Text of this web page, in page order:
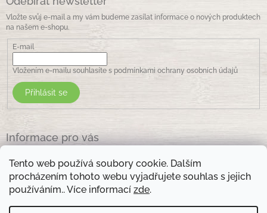
Tento web používá soubory cookie. Dalším
procházením tohoto webu vyjadřujete souhlas s jejich
používáním.. Více informací zde.
Vložte svůj e-mail a my vám budeme zasílat informace o nových produktech
na našem e-shopu.
E-mail
Vložením e-mailu souhlasíte s podmínkami ochrany osobních údajů
Přihlásit se
Informace pro vás
Obchodní podmínky
Podmínky ochrany osobních údajů
Kontakty